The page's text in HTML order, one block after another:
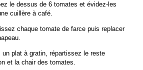
le dessus de 6 tomates et évidez-les
cuillère à café.
chaque tomate de farce puis replacer
un plat à gratin, répartissez le reste
et la chair des tomates.